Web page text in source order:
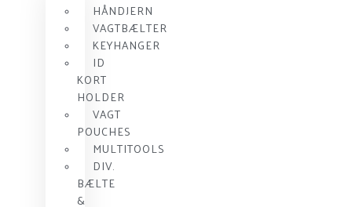
HÅNDJERN
VAGTBÆLTER
KEYHANGER
ID
KORT
HOLDER
VAGT
POUCHES
MULTITOOLS
DIV.
BÆLTE
&